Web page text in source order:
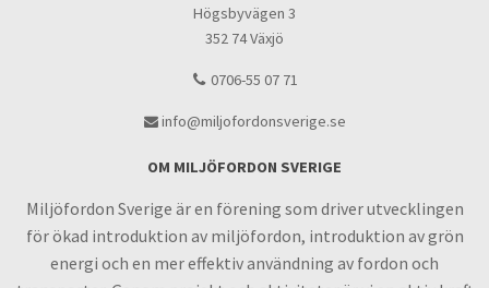
Högsbyvägen 3
352 74 Växjö
0706-55 07 71
info@miljofordonsverige.se
OM MILJÖFORDON SVERIGE
Miljöfordon Sverige är en förening som driver utvecklingen
för ökad introduktion av miljöfordon, introduktion av grön
energi och en mer effektiv användning av fordon och